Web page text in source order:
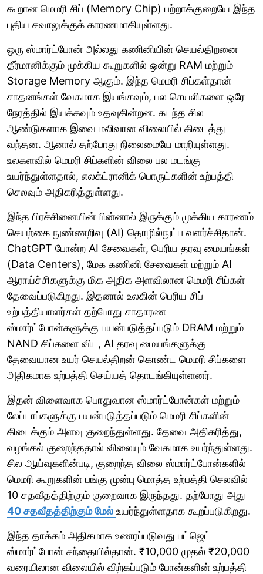
கூறான மெமரி சிப் (Memory Chip) பற்றாக்குறையே இந்த
புதிய சவாலுக்குக் காரணமாகியுள்ளது.
ஒரு ஸ்மார்ட்போன் அல்லது கணினியின் செயல்திறனை
தீர்மானிக்கும் முக்கிய கூறுகளில் ஒன்று RAM மற்றும்
Storage Memory ஆகும். இந்த மெமரி சிப்கள்தான்
சாதனங்கள் வேகமாக இயங்கவும், பல செயலிகளை ஒரே
நேரத்தில் இயக்கவும் உதவுகின்றன. கடந்த சில
ஆண்டுகளாக இவை மலிவான விலையில் கிடைத்து
வந்தன. ஆனால் தற்போது நிலைமையே மாறியுள்ளது.
உலகளவில் மெமரி சிப்களின் விலை பல மடங்கு
உயர்ந்துள்ளதால், எலக்ட்ரானிக் பொருட்களின் உற்பத்தி
செலவும் அதிகரித்துள்ளது.
இந்த பிரச்சினையின் பின்னால் இருக்கும் முக்கிய காரணம்
செயற்கை நுண்ணறிவு (AI) தொழில்நுட்ப வளர்ச்சிதான்.
ChatGPT போன்ற AI சேவைகள், பெரிய தரவு மையங்கள்
(Data Centers), மேக கணினி சேவைகள் மற்றும் AI
ஆராய்ச்சிகளுக்கு மிக அதிக அளவிலான மெமரி சிப்கள்
தேவைப்படுகிறது. இதனால் உலகின் பெரிய சிப்
உற்பத்தியாளர்கள் தற்போது சாதாரண
ஸ்மார்ட்போன்களுக்கு பயன்படுத்தப்படும் DRAM மற்றும்
NAND சிப்களை விட, AI தரவு மையங்களுக்கு
தேவையான உயர் செயல்திறன் கொண்ட மெமரி சிப்களை
அதிகமாக உற்பத்தி செய்யத் தொடங்கியுள்ளனர்.
இதன் விளைவாக பொதுவான ஸ்மார்ட்போன்கள் மற்றும்
லேப்டாப்களுக்கு பயன்படுத்தப்படும் மெமரி சிப்களின்
கிடைக்கும் அளவு குறைந்துள்ளது. தேவை அதிகரித்து,
வழங்கல் குறைந்ததால் விலையும் வேகமாக உயர்ந்துள்ளது.
சில ஆய்வுகளின்படி, குறைந்த விலை ஸ்மார்ட்போன்களில்
மெமரி கூறுகளின் பங்கு முன்பு மொத்த உற்பத்தி செலவில்
10 சதவீதத்திற்கும் குறைவாக இருந்தது. தற்போது அது
40 சதவீதத்திற்கும் மேல் உயர்ந்துள்ளதாக கூறப்படுகிறது.
இந்த தாக்கம் அதிகமாக உணரப்படுவது பட்ஜெட்
ஸ்மார்ட்போன் சந்தையில்தான். ₹10,000 முதல் ₹20,000
வரையிலான விலையில் விற்கப்படும் போன்களின் உற்பத்தி